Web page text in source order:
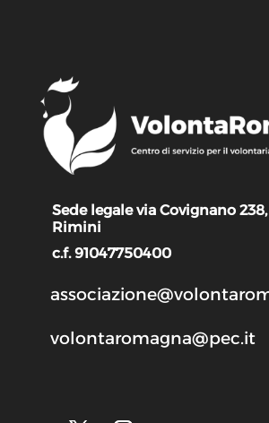
Sede legale via Covignano 238,
Rimini
c.f. 91047750400
volontaromagna@pec.it